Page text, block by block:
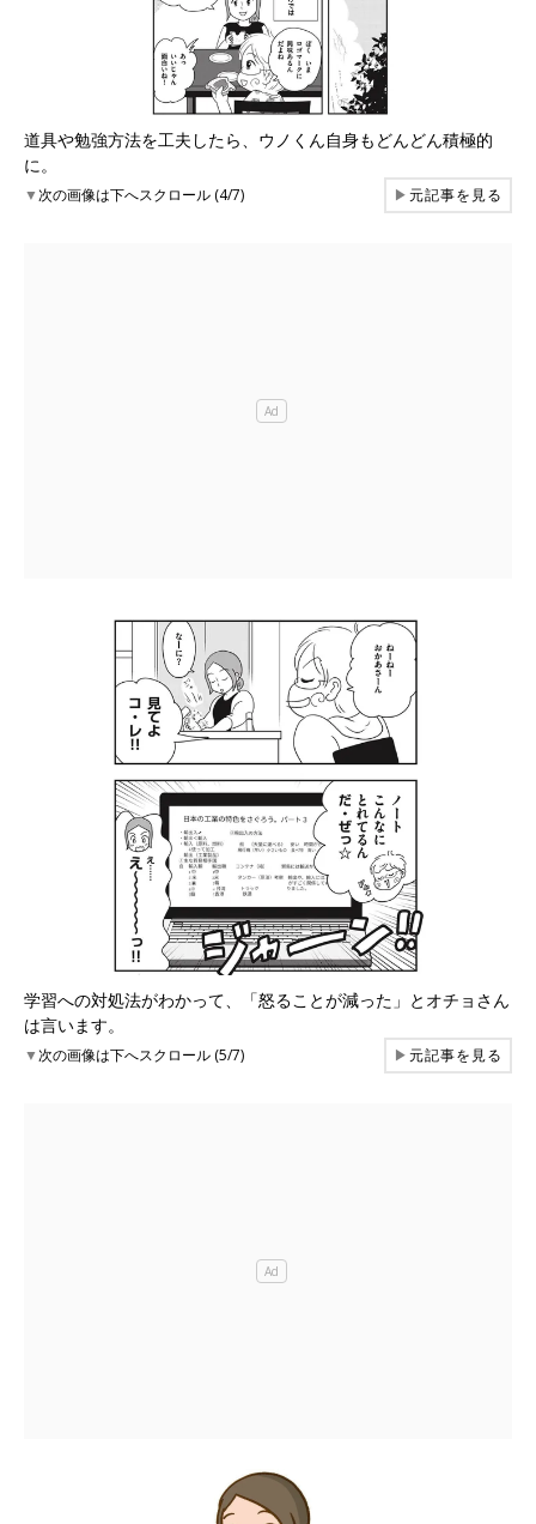
道具や勉強方法を工夫したら、ウノくん自身もどんどん積極的
に。
▼次の画像は下へスクロール (4/7) ▶元記事を見る
学習への対処法がわかって、「怒ることが減った」とオチョさん
は言います。
▼次の画像は下へスクロール (5/7) ▶元記事を見る